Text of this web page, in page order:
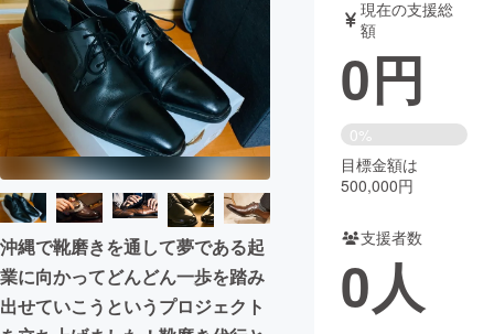
アート・写真 音楽
テクノロジー・ガジェット ゲーム・サ
映像・映画 書籍・雑誌
ビジネス・起業 チャレンジ
まちづくり・地域活性化
CAMPFIRE for Social Good
CAMPFIRE Creation
沖縄で靴磨きを通して夢である起
業に向かってどんどん一歩を踏み
出せていこうというプロジェクト
現在の支援総
額
0円
0%
目標金額は
500,000円
支援者数
0人